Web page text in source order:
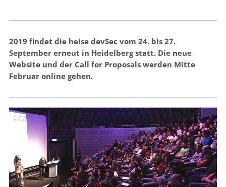
2019 findet die heise devSec vom 24. bis 27.
September erneut in Heidelberg statt. Die neue
Website und der Call for Proposals werden Mitte
Februar online gehen.